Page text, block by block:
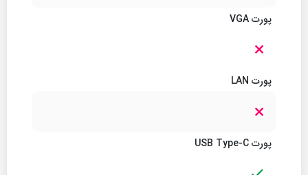
پورت VGA
پورت LAN
پورت USB Type-C